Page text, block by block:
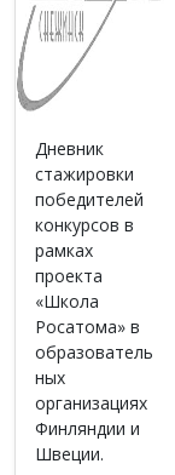
Дневник
стажировки
победителей
конкурсов в
рамках
проекта
«Школа
Росатома» в
образователь
ных
организациях
Финляндии и
Швеции.